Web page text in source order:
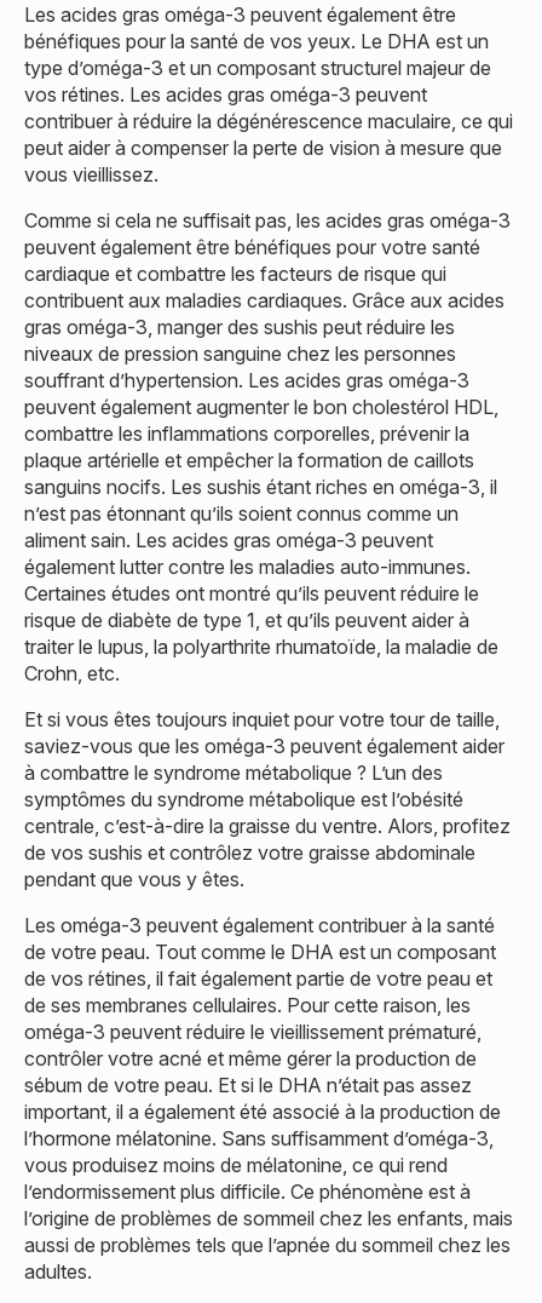
Les acides gras oméga-3 peuvent également être
bénéfiques pour la santé de vos yeux. Le DHA est un
type d’oméga-3 et un composant structurel majeur de
vos rétines. Les acides gras oméga-3 peuvent
contribuer à réduire la dégénérescence maculaire, ce qui
peut aider à compenser la perte de vision à mesure que
vous vieillissez.
Comme si cela ne suffisait pas, les acides gras oméga-3
peuvent également être bénéfiques pour votre santé
cardiaque et combattre les facteurs de risque qui
contribuent aux maladies cardiaques. Grâce aux acides
gras oméga-3, manger des sushis peut réduire les
niveaux de pression sanguine chez les personnes
souffrant d’hypertension. Les acides gras oméga-3
peuvent également augmenter le bon cholestérol HDL,
combattre les inflammations corporelles, prévenir la
plaque artérielle et empêcher la formation de caillots
sanguins nocifs. Les sushis étant riches en oméga-3, il
n’est pas étonnant qu’ils soient connus comme un
aliment sain. Les acides gras oméga-3 peuvent
également lutter contre les maladies auto-immunes.
Certaines études ont montré qu’ils peuvent réduire le
risque de diabète de type 1, et qu’ils peuvent aider à
traiter le lupus, la polyarthrite rhumatoïde, la maladie de
Crohn, etc.
Et si vous êtes toujours inquiet pour votre tour de taille,
saviez-vous que les oméga-3 peuvent également aider
à combattre le syndrome métabolique ? L’un des
symptômes du syndrome métabolique est l’obésité
centrale, c’est-à-dire la graisse du ventre. Alors, profitez
de vos sushis et contrôlez votre graisse abdominale
pendant que vous y êtes.
Les oméga-3 peuvent également contribuer à la santé
de votre peau. Tout comme le DHA est un composant
de vos rétines, il fait également partie de votre peau et
de ses membranes cellulaires. Pour cette raison, les
oméga-3 peuvent réduire le vieillissement prématuré,
contrôler votre acné et même gérer la production de
sébum de votre peau. Et si le DHA n’était pas assez
important, il a également été associé à la production de
l’hormone mélatonine. Sans suffisamment d’oméga-3,
vous produisez moins de mélatonine, ce qui rend
l’endormissement plus difficile. Ce phénomène est à
l’origine de problèmes de sommeil chez les enfants, mais
aussi de problèmes tels que l’apnée du sommeil chez les
adultes.